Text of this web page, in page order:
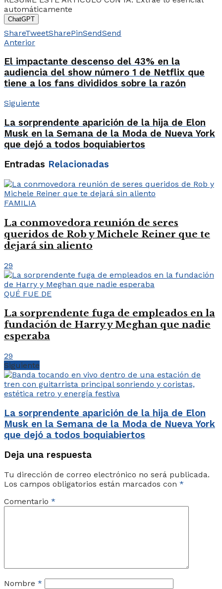
automáticamente
ChatGPT
ShareTweetSharePinSendSend
Anterior
El impactante descenso del 43% en la
audiencia del show número 1 de Netflix que
tiene a los fans divididos sobre la razón
Siguiente
La sorprendente aparición de la hija de Elon
Musk en la Semana de la Moda de Nueva York
que dejó a todos boquiabiertos
Entradas Relacionadas
FAMILIA
La conmovedora reunión de seres
queridos de Rob y Michele Reiner que te
dejará sin aliento
29
QUÉ FUE DE
La sorprendente fuga de empleados en la
fundación de Harry y Meghan que nadie
esperaba
29
Siguiente
La sorprendente aparición de la hija de Elon
Musk en la Semana de la Moda de Nueva York
que dejó a todos boquiabiertos
Deja una respuesta
Tu dirección de correo electrónico no será publicada.
Los campos obligatorios están marcados con *
Comentario *
Nombre *